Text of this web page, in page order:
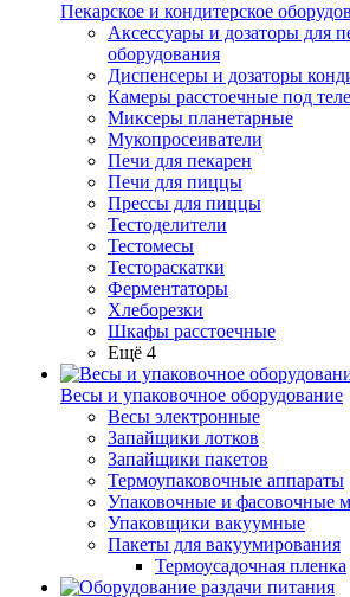
Пекарское и кондитерское
Аксессуары и дозаторы для
оборудования
Диспенсеры и дозаторы
Камеры расстоечные под
Миксеры планетарные
Мукопросеиватели
Печи для пекарен
Печи для пиццы
Прессы для пиццы
Тестоделители
Тестомесы
Тестораскатки
Ферментаторы
Хлеборезки
Шкафы расстоечные
Ещё 4
Весы и упаковочное оборудование
Весы электронные
Запайщики лотков
Запайщики пакетов
Термоупаковочные аппараты
Упаковочные и фасовочные
Упаковщики вакуумные
Пакеты для вакуумирования
Термоусадочная пленка